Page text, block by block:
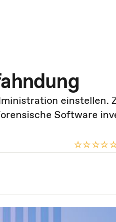
einstellen.
Software